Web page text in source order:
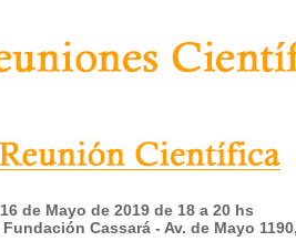
16 de Mayo de 2019 de 18 a 20 hs
Fundación Cassará - Av. de Mayo